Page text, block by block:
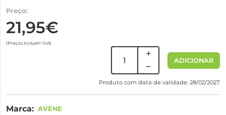
Preço:
21,95€
(Preços incluem IVA)
ADICIONAR
Produto com data de validade: 28/02/2027
Marca: AVÈNE